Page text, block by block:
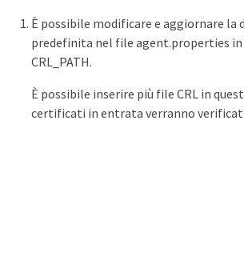
È possibile modificare e aggiornare la
predefinita nel file agent.properties in
CRL_PATH.
È possibile inserire più file CRL in
certificati in entrata verranno verificati